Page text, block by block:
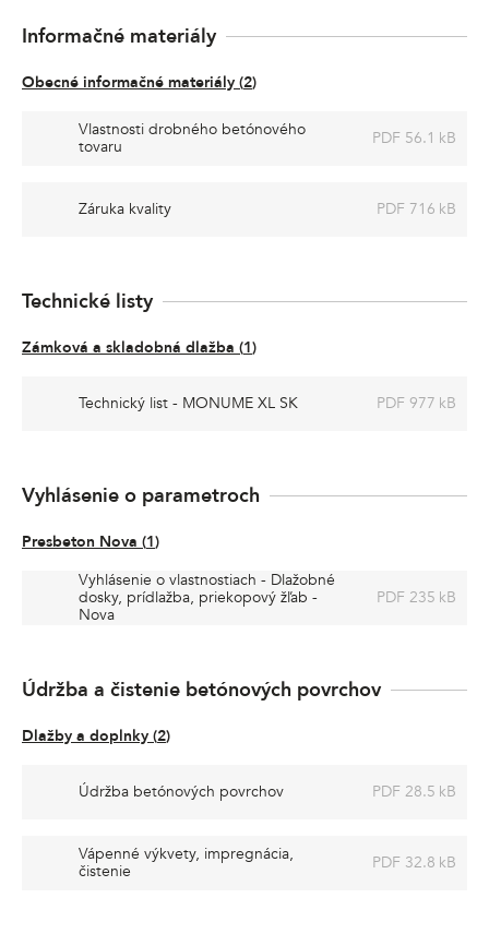
Informačné materiály
Obecné informačné materiály (2)
Vlastnosti drobného betónového
tovaru
PDF 56.1 kB
Záruka kvality PDF 716 kB
Technické listy
Zámková a skladobná dlažba (1)
Technický list - MONUME XL SK PDF 977 kB
Vyhlásenie o parametroch
Presbeton Nova (1)
Vyhlásenie o vlastnostiach - Dlažobné
dosky, prídlažba, priekopový žľab -
Nova
PDF 235 kB
Údržba a čistenie betónových povrchov
Dlažby a doplnky (2)
Údržba betónových povrchov PDF 28.5 kB
Vápenné výkvety, impregnácia,
čistenie
PDF 32.8 kB